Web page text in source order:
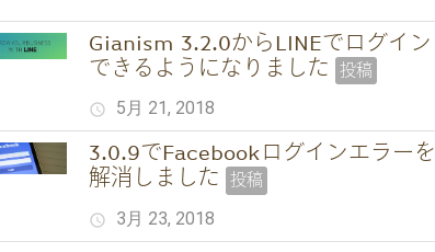
Gianism 3.2.0からLINEでログイン
できるようになりました
投稿
schedule 5月 21, 2018
3.0.9でFacebookログインエラーを
解消しました
投稿
schedule 3月 23, 2018